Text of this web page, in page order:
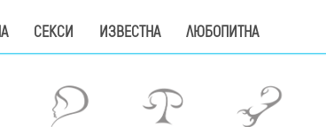
СЕКСИ ИЗВЕСТНА ЛЮБОПИТНА